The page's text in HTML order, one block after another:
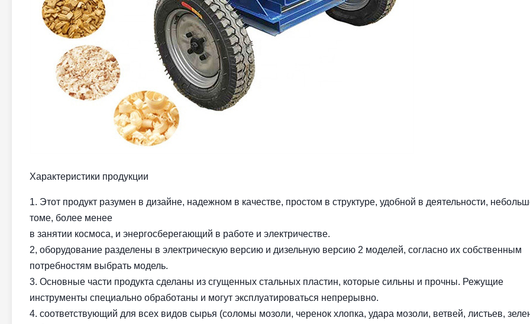
Характеристики продукции
1. Этот продукт разумен в дизайне, надежном в качестве, простом в структуре, удобной в деятельности,
томе, более менее
в занятии космоса, и энергосберегающий в работе и электричестве.
2, оборудование разделены в электрическую версию и дизельную версию 2 моделей, согласно их собственным
потребностям выбрать модель.
3. Основные части продукта сделаны из сгущенных стальных пластин, которые сильны и прочны. Режущие
инструменты специально обработаны и могут эксплуатироваться непрерывно.
4. соответствующий для всех видов сырья (соломы мозоли, черенок хлопка, удара мозоли, ветвей, листьев,